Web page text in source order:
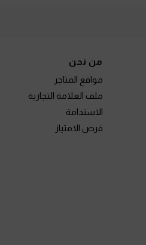
من نحن
مواقع المتاجر
ملف العلامة التجارية
الاستدامة
فرص الامتياز